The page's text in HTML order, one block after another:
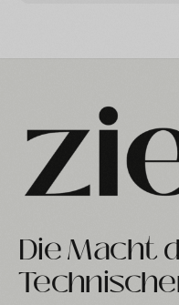
Die Macht